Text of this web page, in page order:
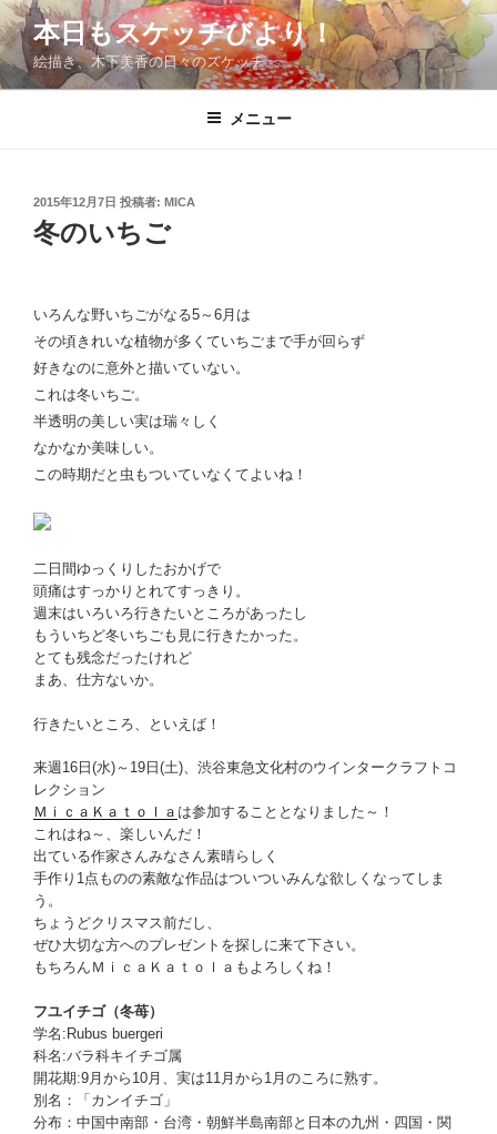
コ
ン
テ
ン
本日もスケッチびより！
絵描き、木下美香の日々のスケッチ
メニュー
投
稿
日:
2015年12月7日 投稿者: MICA
冬のいちご
いろんな野いちごがなる5～6月は
その頃きれいな植物が多くていちごまで手が回らず
好きなのに意外と描いていない。
これは冬いちご。
半透明の美しい実は瑞々しく
なかなか美味しい。
この時期だと虫もついていなくてよいね！
二日間ゆっくりしたおかげで
頭痛はすっかりとれてすっきり。
週末はいろいろ行きたいところがあったし
もういちど冬いちごも見に行きたかった。
とても残念だったけれど
まあ、仕方ないか。
行きたいところ、といえば！
来週16日(水)～19日(土)、渋谷東急文化村のウインタークラフトコ
レクション
ＭｉｃａＫａｔｏｌａ は参加することとなりました～！
これはね～、楽しいんだ！
出ている作家さんみなさん素晴らしく
手作り1点ものの素敵な作品はついついみんな欲しくなってしま
う。
ちょうどクリスマス前だし、
ぜひ大切な方へのプレゼントを探しに来て下さい。
もちろんＭｉｃａＫａｔｏｌａもよろしくね！
フユイチゴ（冬苺）
学名:Rubus buergeri
科名:バラ科キイチゴ属
開花期:9月から10月、実は11月から1月のころに熟す。
別名：「カンイチゴ」
分布：中国中南部・台湾・朝鮮半島南部と日本の九州・四国・関